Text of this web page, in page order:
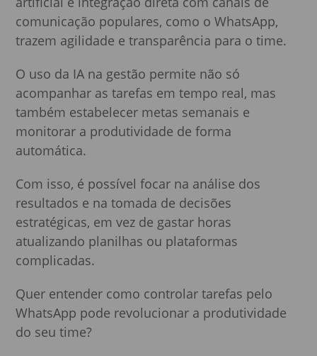
comunicação populares, como o WhatsApp,
trazem agilidade e transparência para o time.
O uso da IA na gestão permite não só
acompanhar as tarefas em tempo real, mas
também estabelecer metas semanais e
monitorar a produtividade de forma
automática.
Com isso, é possível focar na análise dos
resultados e na tomada de decisões
estratégicas, em vez de gastar horas
atualizando planilhas ou plataformas
complicadas.
Quer entender como controlar tarefas pelo
WhatsApp pode revolucionar a produtividade
do seu time?